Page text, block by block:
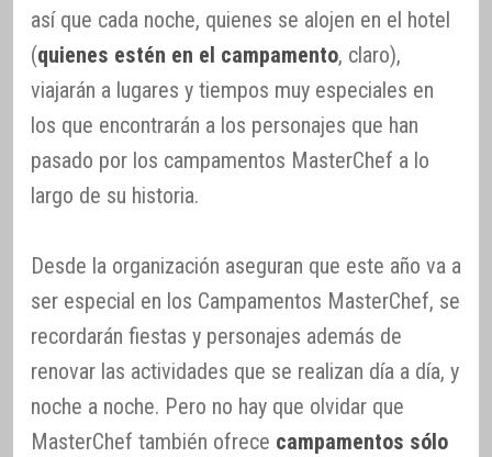
así que cada noche, quienes se alojen en el hotel
(quienes estén en el campamento, claro),
viajarán a lugares y tiempos muy especiales en
los que encontrarán a los personajes que han
pasado por los campamentos MasterChef a lo
largo de su historia.
Desde la organización aseguran que este año va a
ser especial en los Campamentos MasterChef, se
recordarán fiestas y personajes además de
renovar las actividades que se realizan día a día, y
noche a noche. Pero no hay que olvidar que
MasterChef también ofrece campamentos sólo